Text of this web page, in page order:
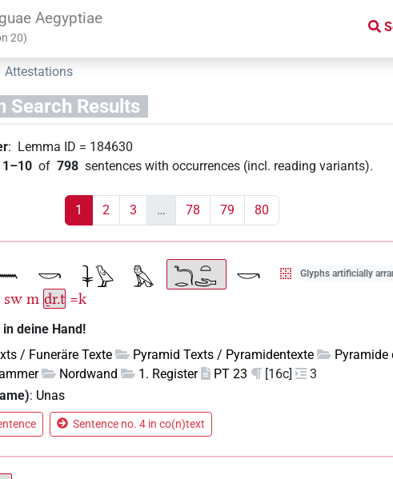
Aegyptiae
20)
Attestations
Search Results
: Lemma ID = 184630
1–10 of 798 sentences with occurrences (incl. reading variants).
1 2 3 … 78 79 80
Glyphs artificially
sw m ḏr.t =k
deine Hand!
/ Funeräre Texte
Pyramid Texts / Pyramidentexte
Pyramide
Nordwand 1. Register PT 23 [16c]
3
: Unas
Sentence no. 4 in co(n)text